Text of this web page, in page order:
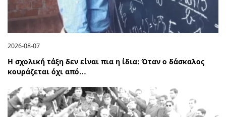
2026-08-07
Η σχολική τάξη δεν είναι πια η ίδια: Όταν ο δάσκαλος
κουράζεται όχι από…